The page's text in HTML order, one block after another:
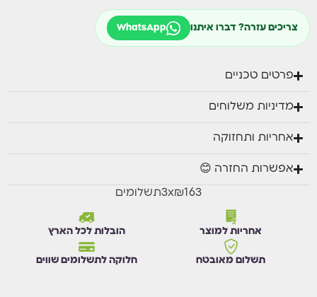
צריכים עזרה? דברו איתנו WhatsApp
פרטים טכניים
מדיניות משלוחים
אחריות ותחזוקה
אפשרות החזרה 😊
₪163
x
3תשלומים
אחריות למוצר הובלות לכל הארץ
תשלום מאובטח חלוקה לתשלומים שווים